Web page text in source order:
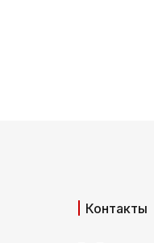
Контакты